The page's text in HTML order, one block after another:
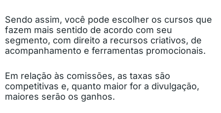
Sendo assim, você pode escolher os cursos que
fazem mais sentido de acordo com seu
segmento, com direito a recursos criativos, de
acompanhamento e ferramentas promocionais.
Em relação às comissões, as taxas são
competitivas e, quanto maior for a divulgação,
maiores serão os ganhos.